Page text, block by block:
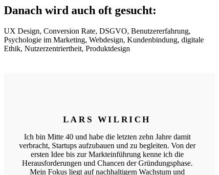
Danach wird auch oft gesucht:
UX Design, Conversion Rate, DSGVO, Benutzererfahrung,
Psychologie im Marketing, Webdesign, Kundenbindung, digitale
Ethik, Nutzerzentriertheit, Produktdesign
LARS WILRICH
Ich bin Mitte 40 und habe die letzten zehn Jahre damit
verbracht, Startups aufzubauen und zu begleiten. Von der
ersten Idee bis zur Markteinführung kenne ich die
Herausforderungen und Chancen der Gründungsphase.
Mein Fokus liegt auf nachhaltigem Wachstum und